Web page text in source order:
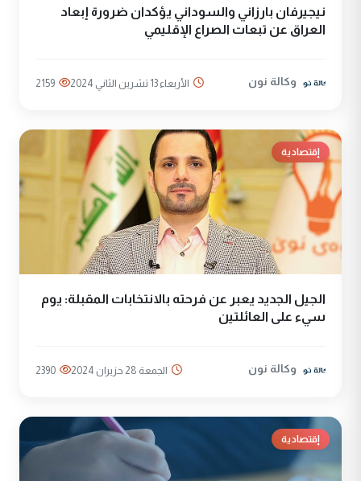
نيجيرفان بارزاني والسوداني يؤكدان ضرورة إبعاد
العراق عن تبعات الصراع الإقليمي
وكالة نون الأربعاء 13 تشرين الثاني 2024 2159
إقتصادية
الجيل الجديد يعبر عن فرحته بالانتخابات المقبلة: يوم
سيء على العائلتين
وكالة نون الجمعة 28 حزيران 2024 2390
إقتصادية